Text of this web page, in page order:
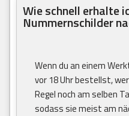
Wie schnell erhalte
Nummernschilder
Wenn du an einem
vor 18 Uhr bestellst,
Regel noch am selben
sodass sie meist am